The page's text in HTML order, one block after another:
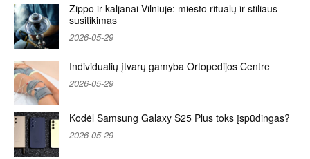
Zippo ir kaljanai Vilniuje: miesto ritualų ir stiliaus
susitikimas
2026-05-29
Individualių įtvarų gamyba Ortopedijos Centre
2026-05-29
Kodėl Samsung Galaxy S25 Plus toks įspūdingas?
2026-05-29